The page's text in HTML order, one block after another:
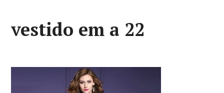
vestido em a 22